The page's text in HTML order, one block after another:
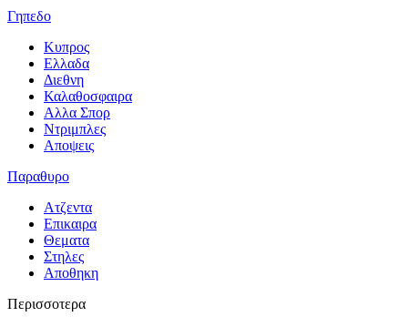
Γηπεδο
Κυπρος
Ελλαδα
Διεθνη
Καλαθοσφαιρα
Αλλα Σπορ
Ντριμπλες
Αποψεις
Παραθυρο
Ατζεντα
Επικαιρα
Θεματα
Στηλες
Αποθηκη
Περισσοτερα